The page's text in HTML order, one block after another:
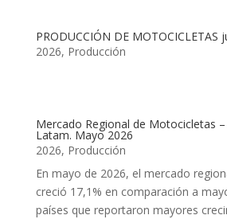
PRODUCCIÓN DE MOTOCICLETAS
2026, Producción
Mercado Regional de Motocicletas
Latam. Mayo 2026
2026, Producción
En mayo de 2026, el mercado
creció 17,1% en comparación a
países que reportaron mayores